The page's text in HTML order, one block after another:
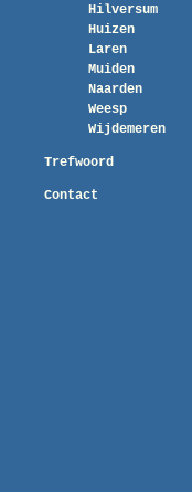
Hilversum
Huizen
Laren
Muiden
Naarden
Weesp
Wijdemeren
Trefwoord
Contact